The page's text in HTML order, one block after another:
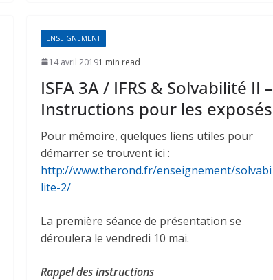
ENSEIGNEMENT
14 avril 20191 min read
ISFA 3A / IFRS & Solvabilité II –
Instructions pour les exposés
Pour mémoire, quelques liens utiles pour
démarrer se trouvent ici :
http://www.therond.fr/enseignement/solvabi
lite-2/
La première séance de présentation se
déroulera le vendredi 10 mai.
Rappel des instructions